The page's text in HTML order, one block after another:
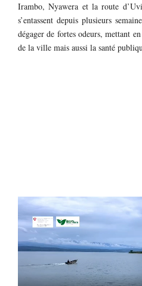
Irambo, Nyawera et la route
s’entassent depuis plusieurs
dégager de fortes odeurs, mettant
de la ville mais aussi la santé